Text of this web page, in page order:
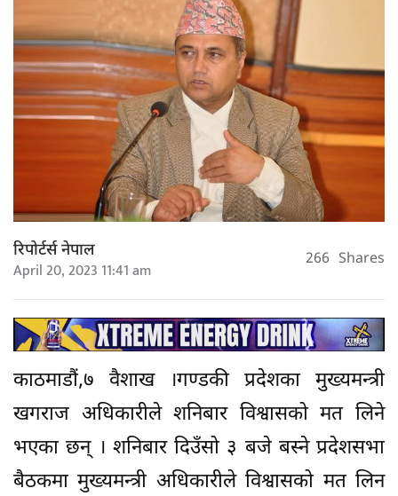
रिपोर्टर्स नेपाल
April 20, 2023 11:41 am 266 Shares
काठमाडौं,७ वैशाख ।गण्डकी प्रदेशका मुख्यमन्त्री
खगराज अधिकारीले शनिबार विश्वासको मत लिने
भएका छन् । शनिबार दिउँसो ३ बजे बस्ने प्रदेशसभा
बैठकमा मुख्यमन्त्री अधिकारीले विश्वासको मत लिन